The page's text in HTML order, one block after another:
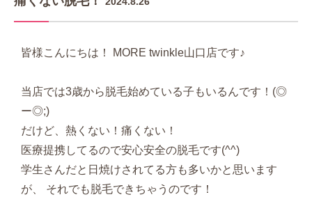
皆様こんにちは！ MORE twinkle山口店です♪
当店では3歳から脱毛始めている子もいるんです！(◎
ー◎;)
だけど、熱くない！痛くない！
医療提携してるので安心安全の脱毛です(^^)
学生さんだと日焼けされてる方も多いかと思います
が、 それでも脱毛できちゃうのです！